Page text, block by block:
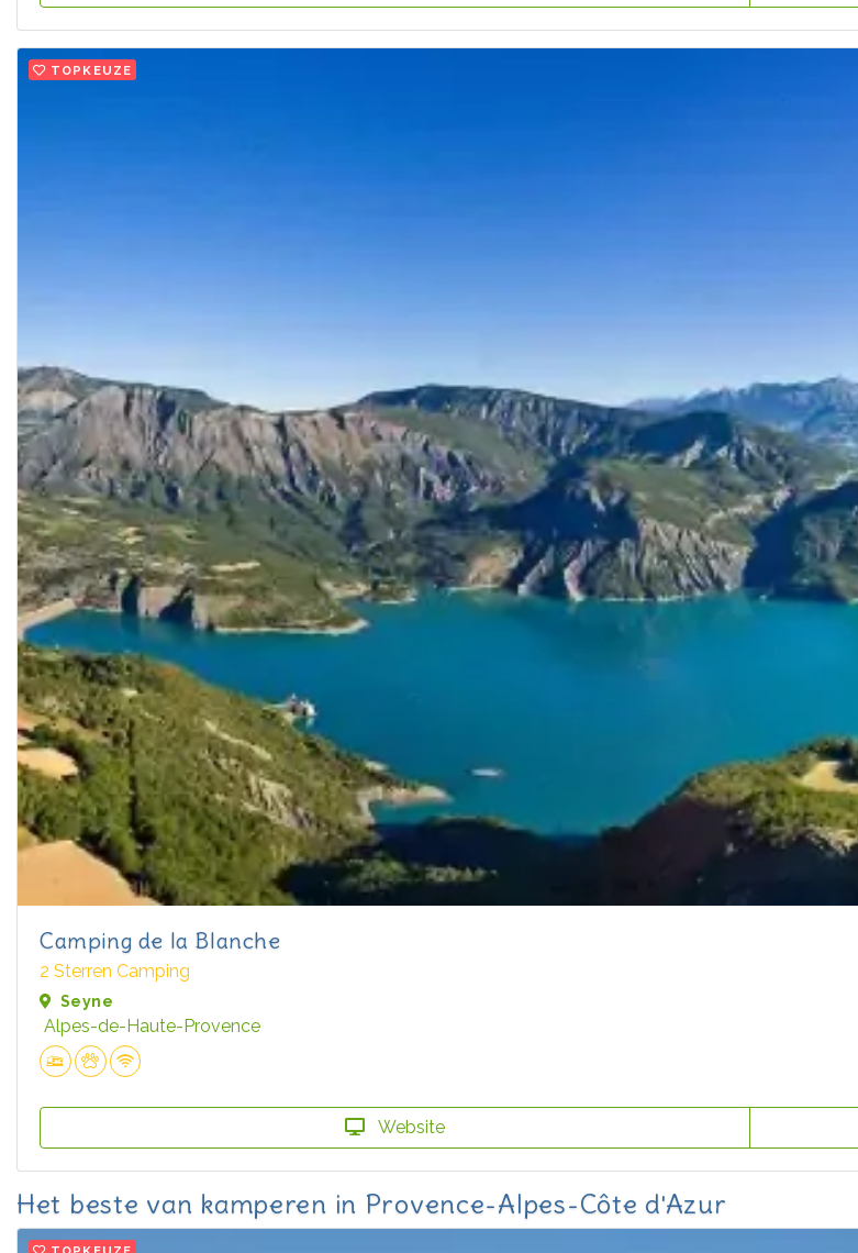
TOPKEUZE
Camping de la Blanche
2 Sterren Camping
Seyne
Alpes-de-Haute-Provence
Website
Het beste van kamperen in Provence-Alpes-Côte d'Azur